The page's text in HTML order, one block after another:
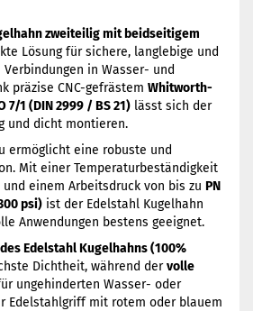
zweiteilig mit beidseitigem
Lösung für sichere, langlebige und
in Wasser- und
präzise CNC-gefrästem Whitworth-
7/1 (DIN 2999 / BS 21) lässt sich der
und dicht montieren.
ermöglicht eine robuste und
Mit einer Temperaturbeständigkeit
und einem Arbeitsdruck von bis zu PN
psi) ist der Edelstahl Kugelhahn
Anwendungen bestens geeignet.
Edelstahl Kugelhahns (100%
Dichtheit, während dervolle
ungehinderten Wasser- oder
Edelstahlgriff mit rotem oder blauem